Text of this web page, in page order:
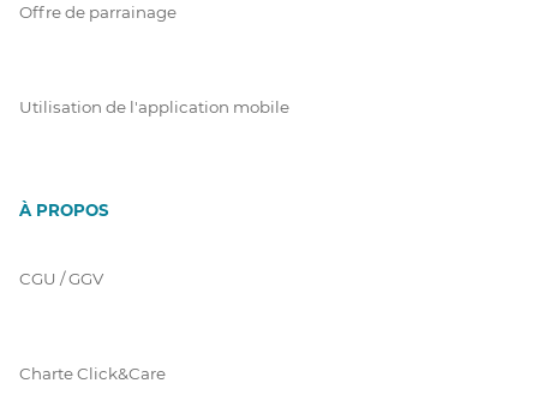
Offre de parrainage
Utilisation de l'application mobile
À PROPOS
CGU / GGV
Charte Click&Care